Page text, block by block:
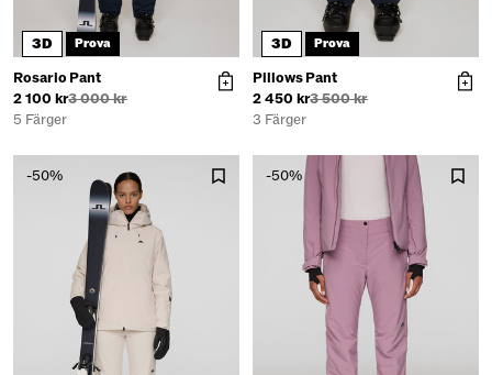
3D Prova
Rosario Pant
2 100 kr3 000 kr
5 Färger
3D Prova
Pillows Pant
2 450 kr3 500 kr
3 Färger
-50% -50%